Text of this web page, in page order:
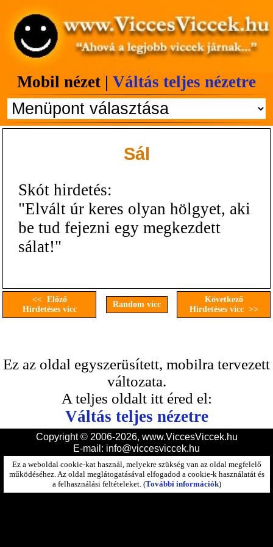
Mobil nézet | Váltás teljes nézetre
Sál
Skót hirdetés:
"Elvált úr keres olyan hölgyet, aki
be tud fejezni egy megkezdett
sálat!"
<< Előző
Hirdetéses vicc
Random vicc
Következő
Hirdetéses vicc >>
Ez az oldal egyszerüsített, mobilra tervezett
változata.
A teljes oldalt itt éred el:
Váltás teljes nézetre
Copyright © 2006-2026, www.ViccesViccek.hu
E-mail: info@viccesviccek.hu
Ez a weboldal cookie-kat használ, melyekre szükség van az oldal megfelelő
működéséhez. Az oldal meglátogatásával elfogadod a cookie-k használatát és
a felhasználási feltételeket. (További információk)